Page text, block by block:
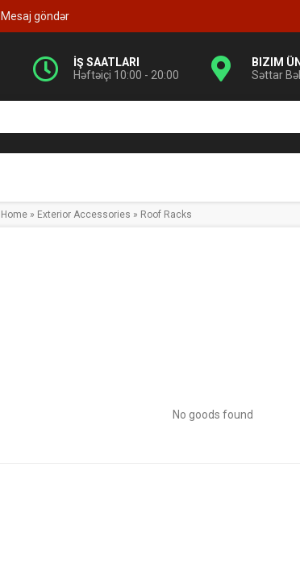
Mesaj göndər
İŞ SAATLARI
Həftəiçi 10:00 - 20:00
BIZIM
Səttar
Home » Exterior Accessories » Roof Racks
No goods found